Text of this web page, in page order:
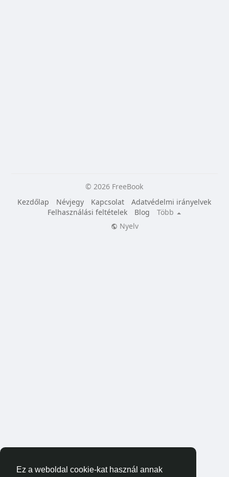
Ez a weboldal cookie-kat használ annak
© 2026 FreeBook
Kezdőlap
Névjegy Kapcsolat
Adatvédelmi irányelvek
Felhasználási feltételek
Blog
Több
Nyelv